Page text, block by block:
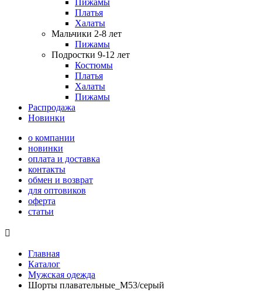
Пижамы
Платья
Халаты
Мальчики 2-8 лет
Пижамы
Подростки 9-12 лет
Костюмы
Платья
Халаты
Пижамы
Распродажа
Новинки
о компании
новинки
оплата и доставка
контакты
обмен и возврат
для оптовиков
оферта
статьи

Главная
Каталог
Мужская одежда
Шорты плавательные_М53/серый